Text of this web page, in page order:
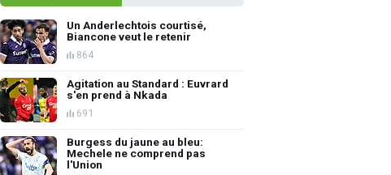
Un Anderlechtois courtisé,
Biancone veut le retenir
864
Agitation au Standard : Euvrard
s'en prend à Nkada
691
Burgess du jaune au bleu:
Mechele ne comprend pas
l'Union